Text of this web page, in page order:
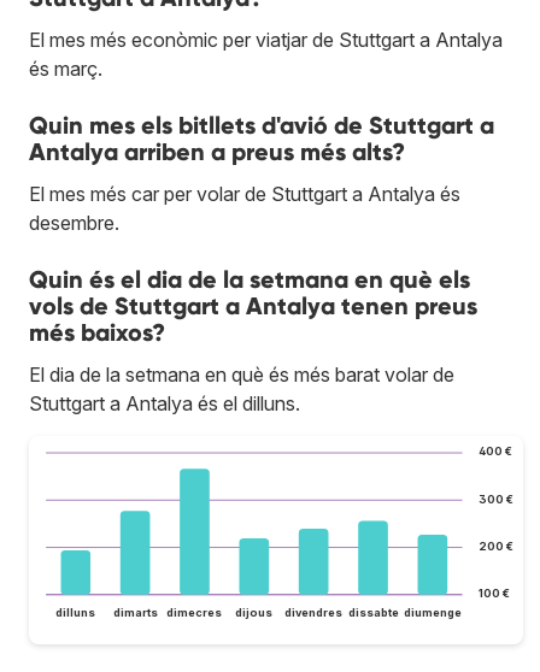
El mes més econòmic per viatjar de Stuttgart a Antalya
és març.
Quin mes els bitllets d'avió de Stuttgart a
Antalya arriben a preus més alts?
El mes més car per volar de Stuttgart a Antalya és
desembre.
Quin és el dia de la setmana en què els
vols de Stuttgart a Antalya tenen preus
més baixos?
El dia de la setmana en què és més barat volar de
Stuttgart a Antalya és el dilluns.
100 €
200 €
300 €
400 €
dilluns dimarts dimecres dijous divendres dissabte diumenge